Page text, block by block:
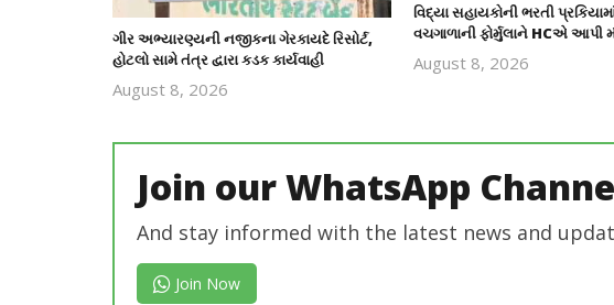
ગીર અભ્યારણ્યની નજીકના ગેરકાયદે રિસોર્ટ,
હોટલો સામે તંત્ર દ્વારા કડક કાર્યવાહી
August 8, 2026
વિદ્યા સહાયકોની ભરતી
વચગાળાની ફોર્મુલાને HCએ આપી
August 8, 2026
Join our WhatsApp
And stay informed with the latest news and
Join Now